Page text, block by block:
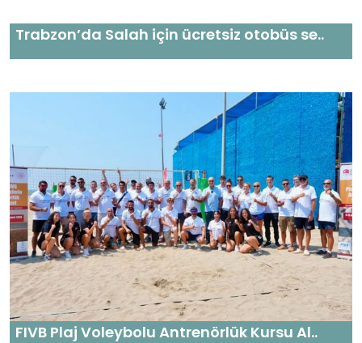
Trabzon’da Salah için ücretsiz otobüs se..
FIVB Plaj Voleybolu Antrenörlük Kursu Al..